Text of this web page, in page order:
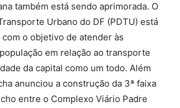
também está sendo aprimorada. O
Urbano do DF (PDTU) está
o objetivo de atender às
em relação ao transporte
da capital como um todo. Além
anunciou a construção da 3ª faixa
entre o Complexo Viário Padre